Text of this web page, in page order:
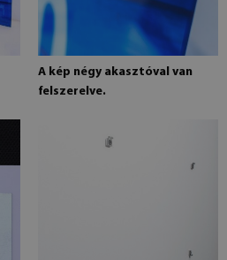
A kép négy akasztóval van
felszerelve.